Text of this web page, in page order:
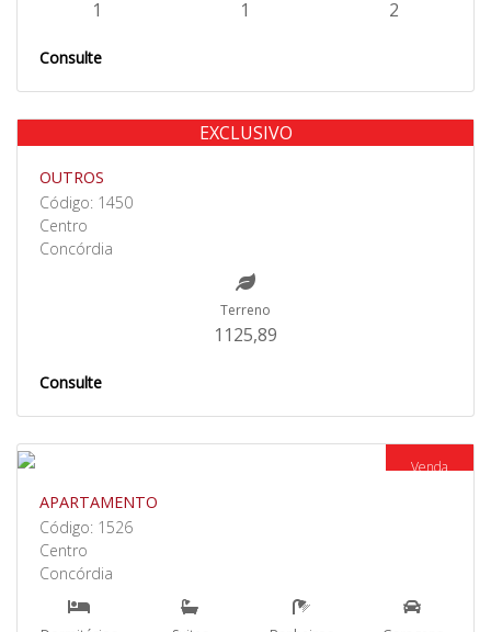
1 1 2
Consulte
Venda
EXCLUSIVO
OUTROS
Código: 1450
Centro
Concórdia
Terreno
1125,89
Consulte
Venda
APARTAMENTO
Código: 1526
Centro
Concórdia